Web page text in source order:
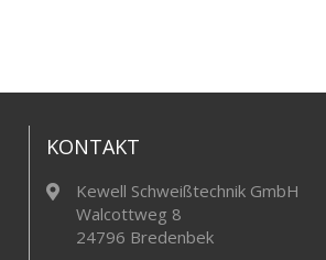
KONTAKT
Kewell Schweißtechnik GmbH
Walcottweg 8
24796 Bredenbek